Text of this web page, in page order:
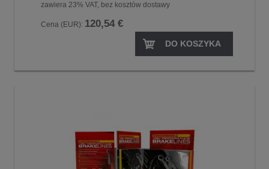
zawiera 23% VAT, bez kosztów dostawy
Cena (EUR): 120,54 €
DO KOSZYKA